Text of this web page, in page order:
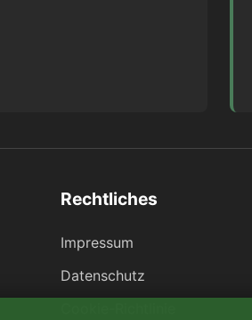
Rechtliches
Impressum
Datenschutz